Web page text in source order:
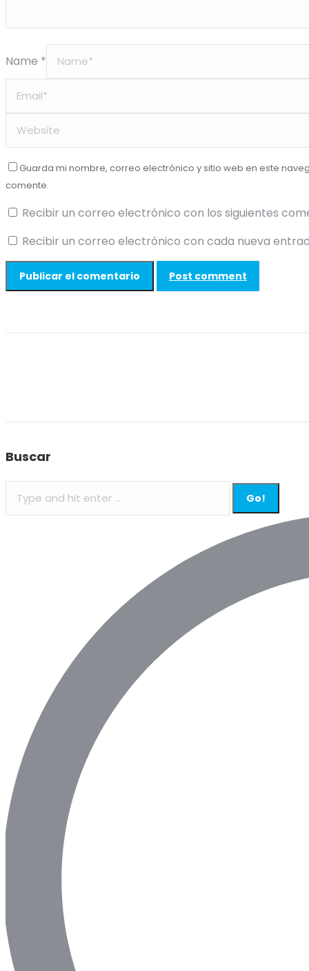
Name *
Guarda mi nombre, correo electrónico y sitio web en este
comente.
Recibir un correo electrónico con los siguientes
Recibir un correo electrónico con cada nueva
Post comment
Buscar